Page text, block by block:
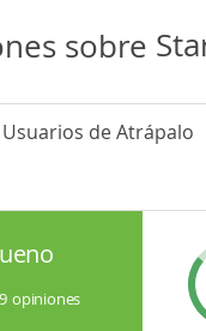
sobre
Usuarios deAtrápalo
opiniones